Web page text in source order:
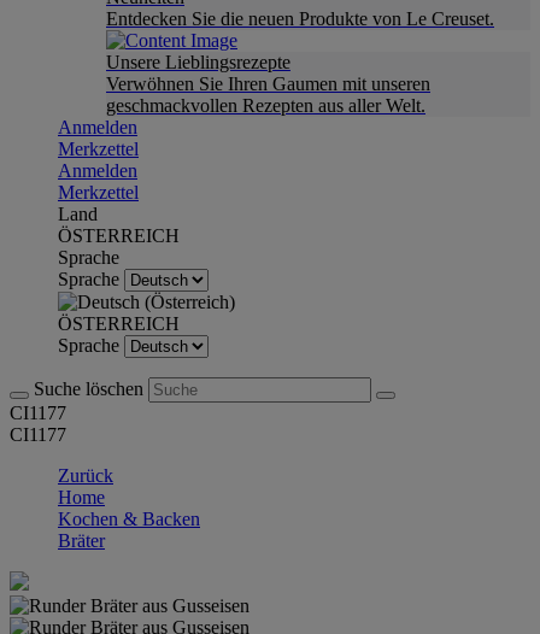
Entdecken Sie die neuen Produkte von Le Creuset.
Unsere Lieblingsrezepte
Verwöhnen Sie Ihren Gaumen mit unseren
geschmackvollen Rezepten aus aller Welt.
Anmelden
Merkzettel
Anmelden
Merkzettel
Land
ÖSTERREICH
Sprache
Sprache
ÖSTERREICH
Sprache
Suche löschen
CI1177
CI1177
Zurück
Home
Kochen & Backen
Bräter